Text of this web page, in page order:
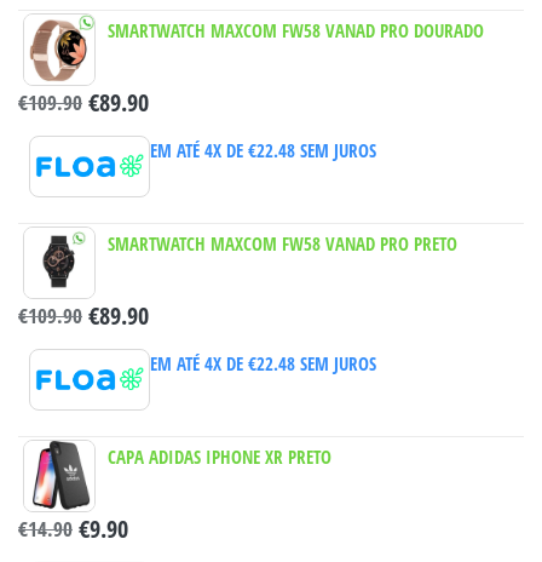
SMARTWATCH MAXCOM FW58 VANAD PRO DOURADO
€109.90 €89.90
EM ATÉ 4X DE €22.48SEM JUROS
SMARTWATCH MAXCOM FW58 VANAD PRO PRETO
€109.90 €89.90
EM ATÉ 4X DE €22.48SEM JUROS
CAPA ADIDAS IPHONE XR PRETO
€14.90 €9.90